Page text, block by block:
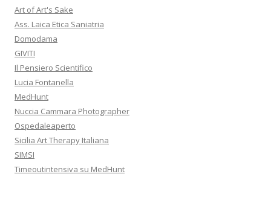
Art of Art's Sake
Ass. Laica Etica Saniatria
Domodama
GIVITI
Il Pensiero Scientifico
Lucia Fontanella
MedHunt
Nuccia Cammara Photographer
Ospedaleaperto
Sicilia Art Therapy Italiana
SIMSI
Timeoutintensiva su MedHunt